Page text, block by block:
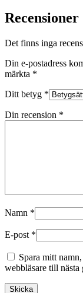
Recensioner
Det finns inga
Din e-postadress
märkta *
Ditt betyg *
Din recension *
Namn *
E-post *
Spara mitt
webbläsare till nästa